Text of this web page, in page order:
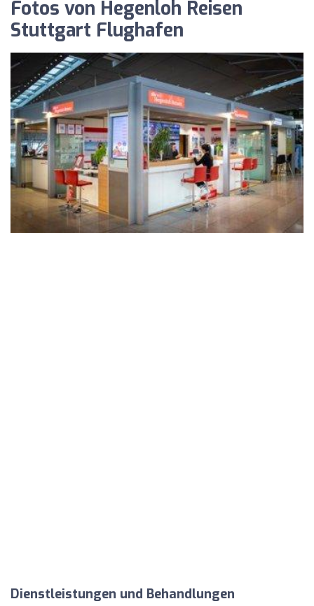
Fotos von Hegenloh Reisen
Stuttgart Flughafen
Dienstleistungen und Behandlungen